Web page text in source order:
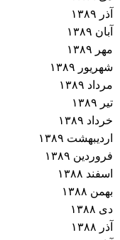
آذر ۱۳۸۹
آبان ۱۳۸۹
مهر ۱۳۸۹
شهریور ۱۳۸۹
مرداد ۱۳۸۹
تیر ۱۳۸۹
خرداد ۱۳۸۹
اردیبهشت ۱۳۸۹
فروردین ۱۳۸۹
اسفند ۱۳۸۸
بهمن ۱۳۸۸
دی ۱۳۸۸
آذر ۱۳۸۸